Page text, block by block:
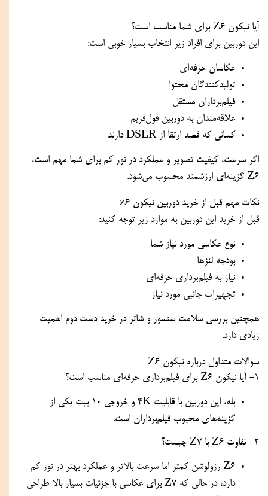
آیا نیکون Z6 برای شما مناسب است؟
این دوربین برای افراد زیر انتخاب بسیار خوبی است:
عکاسان حرفه‌ای
تولیدکنندگان محتوا
فیلم‌برداران مستقل
علاقه‌مندان به دوربین فول‌فریم
کسانی که قصد ارتقا از DSLR دارند
اگر سرعت، کیفیت تصویر و عملکرد در نور کم برای شما مهم است،
Z6 گزینه‌ای ارزشمند محسوب می‌شود.
نکات مهم قبل از خرید دوربین نیکون z6
قبل از خرید این دوربین به موارد زیر توجه کنید:
نوع عکاسی مورد نیاز شما
بودجه لنزها
نیاز به فیلم‌برداری حرفه‌ای
تجهیزات جانبی مورد نیاز
همچنین بررسی سلامت سنسور و شاتر در خرید دست دوم اهمیت
زیادی دارد.
سوالات متداول درباره نیکون Z6
1- آیا نیکون Z6 برای فیلم‌برداری حرفه‌ای مناسب است؟
بله، این دوربین با قابلیت 4K و خروجی 10 بیت یکی از
گزینه‌های محبوب فیلم‌برداران است.
2- تفاوت Z6 با Z7 چیست؟
Z6 رزولوشن کمتر اما سرعت بالاتر و عملکرد بهتر در نور کم
دارد، در حالی که Z7 برای عکاسی با جزئیات بسیار بالا طراحی